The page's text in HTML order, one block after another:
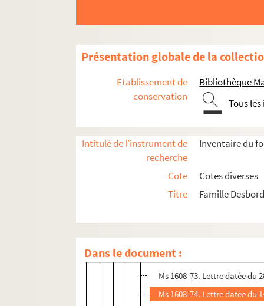
Présentation globale de la
Etablissement de
conservation
Bibliothèque
Tous
Intitulé de l'instrument de
recherche
Inventaire du
Cote
Cotes diverses
Titre
Famille
Dans le document :
Ms 1608-61. Lettre datée du
Ms 1608-63. Lettre datée du
Ms 1608-64. Lettre datée du
Ms 1608-66. Lettre datée du
Ms 1608-72. Lettre datée du
Ms 1608-73. Lettre datée du
Ms 1608-74. Lettre datée du